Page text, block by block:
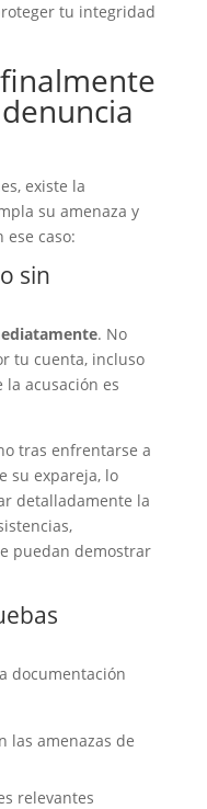
tu integridad
existe la
su amenaza y
caso:
sin
. No
tu cuenta, incluso
acusación es
tras enfrentarse a
su expareja, lo
detalladamente la
puedan demostrar
documentación
las amenazas de
relevantes